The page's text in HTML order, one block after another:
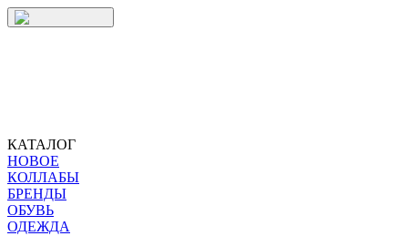
КАТАЛОГ
НОВОЕ
КОЛЛАБЫ
БРЕНДЫ
ОБУВЬ
ОДЕЖДА